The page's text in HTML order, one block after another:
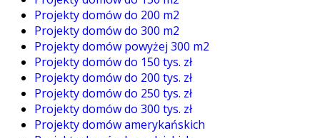
Projekty domów do 200 m2
Projekty domów do 300 m2
Projekty domów powyżej 300 m2
Projekty domów do 150 tys. zł
Projekty domów do 200 tys. zł
Projekty domów do 250 tys. zł
Projekty domów do 300 tys. zł
Projekty domów amerykańskich